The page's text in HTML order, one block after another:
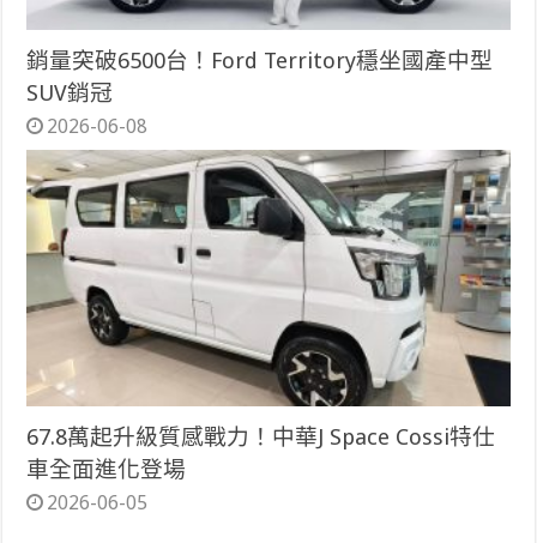
銷量突破6500台！Ford Territory穩坐國產中型
SUV銷冠
2026-06-08
67.8萬起升級質感戰力！中華J Space Cossi特仕
車全面進化登場
2026-06-05